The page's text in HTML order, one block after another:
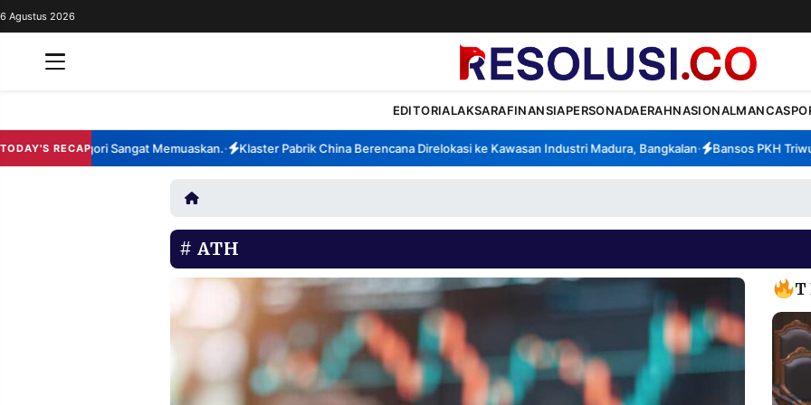
REDAKSI
PERSONA
6 Agustus 2026
EDITORIALAKSARAFINANSIAPERSONADAERAHNASIONALMANCA
TODAY'S RECAP
Kategori Sangat Memuaskan.• Klaster Pabrik China Berencana Direlokasi ke Kawasan Industri Madura, Bangkalan• Bansos PKH Triwulan
ATH